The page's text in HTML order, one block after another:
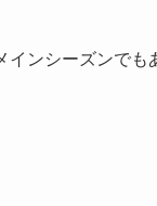
インシーズンで